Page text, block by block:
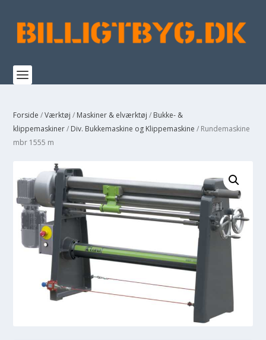
Forside /Værktøj / Maskiner & elværktøj / Bukke- &
klippemaskiner/ Div. Bukkemaskine og Klippemaskine / Rundemaskine
mbr 1555 m